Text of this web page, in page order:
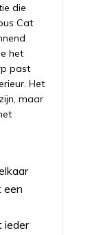
die
Cat
het
past
Het
maar
een
ieder